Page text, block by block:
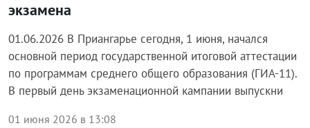
экзамена
01.06.2026 В Приангарье сегодня, 1 июня, начался
основной период государственной итоговой аттестации
по программам среднего общего образования (ГИА-11).
В первый день экзаменационной кампании выпускни
01 июня 2026 в 13:08